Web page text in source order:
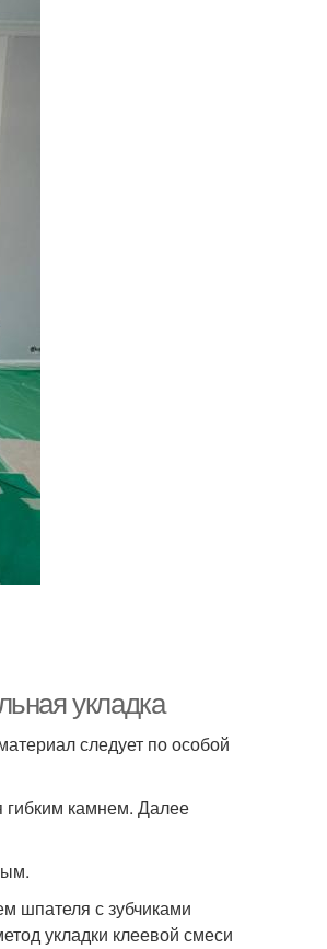
укладка
следует по особой
гибким камнем. Далее
шпателя с зубчиками
укладки клеевой смеси